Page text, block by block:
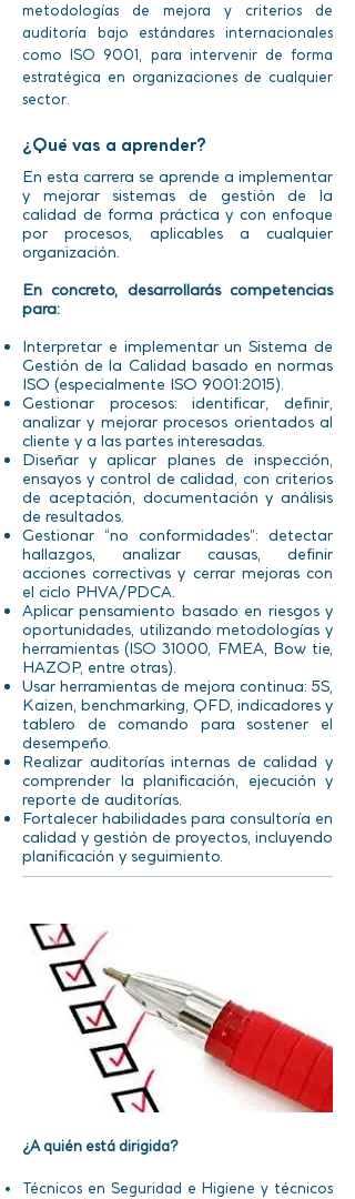
metodologías de mejora y criterios de
auditoría bajo estándares internacionales
como ISO 9001, para intervenir de forma
estratégica en organizaciones de cualquier
sector.
¿Qué vas a aprender?
En esta carrera se aprende a implementar
y mejorar sistemas de gestión de la
calidad de forma práctica y con enfoque
por procesos, aplicables a cualquier
organización.
En concreto, desarrollarás competencias
para:
Interpretar e implementar un Sistema de
Gestión de la Calidad basado en normas
ISO (especialmente ISO 9001:2015).
Gestionar procesos: identificar, definir,
analizar y mejorar procesos orientados al
cliente y a las partes interesadas.
Diseñar y aplicar planes de inspección,
ensayos y control de calidad, con criterios
de aceptación, documentación y análisis
de resultados.
Gestionar “no conformidades”: detectar
hallazgos, analizar causas, definir
acciones correctivas y cerrar mejoras con
el ciclo PHVA/PDCA.
Aplicar pensamiento basado en riesgos y
oportunidades, utilizando metodologías y
herramientas (ISO 31000, FMEA, Bow tie,
HAZOP, entre otras).
Usar herramientas de mejora continua: 5S,
Kaizen, benchmarking, QFD, indicadores y
tablero de comando para sostener el
desempeño.
Realizar auditorías internas de calidad y
comprender la planificación, ejecución y
reporte de auditorías.
Fortalecer habilidades para consultoría en
calidad y gestión de proyectos, incluyendo
planificación y seguimiento.
¿A quién está dirigida?
Técnicos en Seguridad e Higiene y técnicos